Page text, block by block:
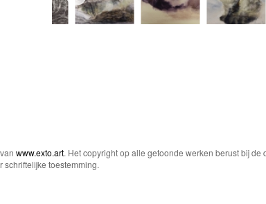
www.exto.art. Het copyright op alle getoonde werken berust bij
toestemming.